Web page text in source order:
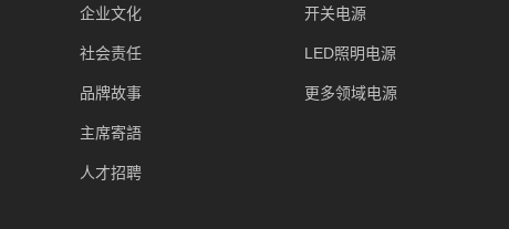
企业文化
社会责任
品牌故事
主席寄語
人才招聘
开关电源
LED照明电源
更多领域电源